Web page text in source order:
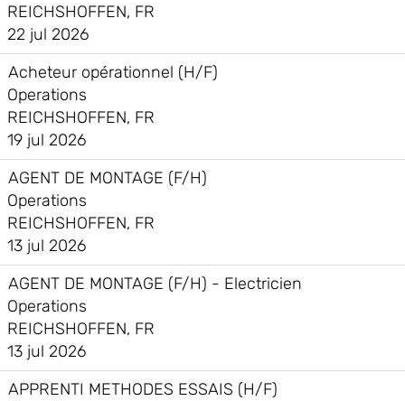
REICHSHOFFEN, FR
22 jul 2026
Acheteur opérationnel (H/F)
Operations
REICHSHOFFEN, FR
19 jul 2026
AGENT DE MONTAGE (F/H)
Operations
REICHSHOFFEN, FR
13 jul 2026
AGENT DE MONTAGE (F/H) - Electricien
Operations
REICHSHOFFEN, FR
13 jul 2026
APPRENTI METHODES ESSAIS (H/F)